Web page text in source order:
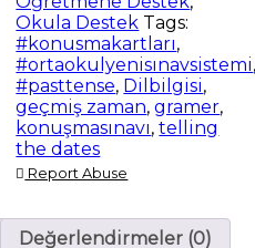
Okula Destek Tags:
#konusmakartları,
#ortaokulyenisınavsistemi
#pasttense, Dilbilgisi,
geçmiş zaman,gramer,
konuşmasınavı,telling
the dates
Report Abuse
Değerlendirmeler (0)